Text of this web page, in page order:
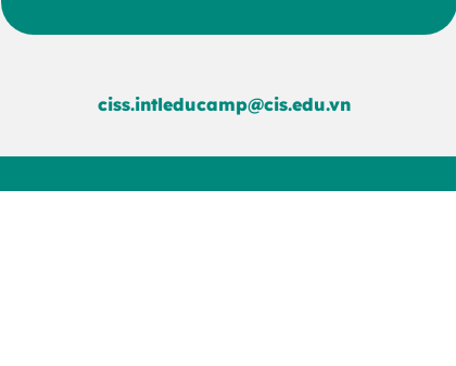
ciss.intleducamp@cis.edu.vn